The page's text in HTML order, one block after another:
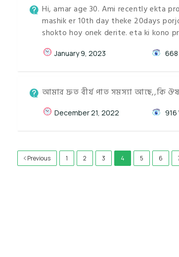
Hi, amar age 30. Ami recently ekta
mashik er 10th day theke 20days
shokto hoy onek derite. eta ki kono
January 9, 2023 668
আমার দ্রুত বীর্য পাত সমস্যা আছে,,কি
December 21, 2022 916
Previous 1 2 3 4 5 6